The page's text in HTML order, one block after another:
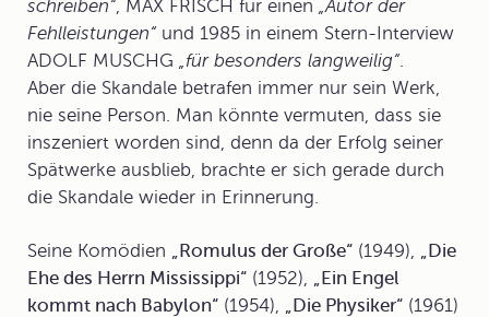
schreiben“, MAX FRISCH für einen „Autor der
Fehlleistungen“ und 1985 in einem Stern-Interview
ADOLF MUSCHG „für besonders langweilig“.
Aber die Skandale betrafen immer nur sein Werk,
nie seine Person. Man könnte vermuten, dass sie
inszeniert worden sind, denn da der Erfolg seiner
Spätwerke ausblieb, brachte er sich gerade durch
die Skandale wieder in Erinnerung.
Seine Komödien „Romulus der Große“ (1949), „Die
Ehe des Herrn Mississippi“ (1952), „Ein Engel
kommt nach Babylon“ (1954), „Die Physiker“ (1961)